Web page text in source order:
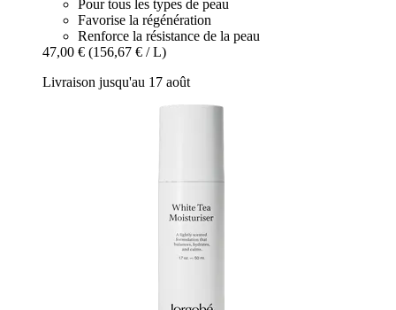
Pour tous les types de peau
Favorise la régénération
Renforce la résistance de la peau
47,00 € (156,67 € / L)
Livraison jusqu'au 17 août